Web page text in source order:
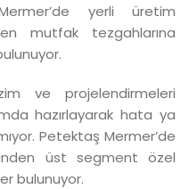
yerli üretim
mutfak tezgahlarına
ve projelendirmeleri
hazırlayarak hata ya
Petektaş Mermer’de
üst segment özel
bulunuyor.